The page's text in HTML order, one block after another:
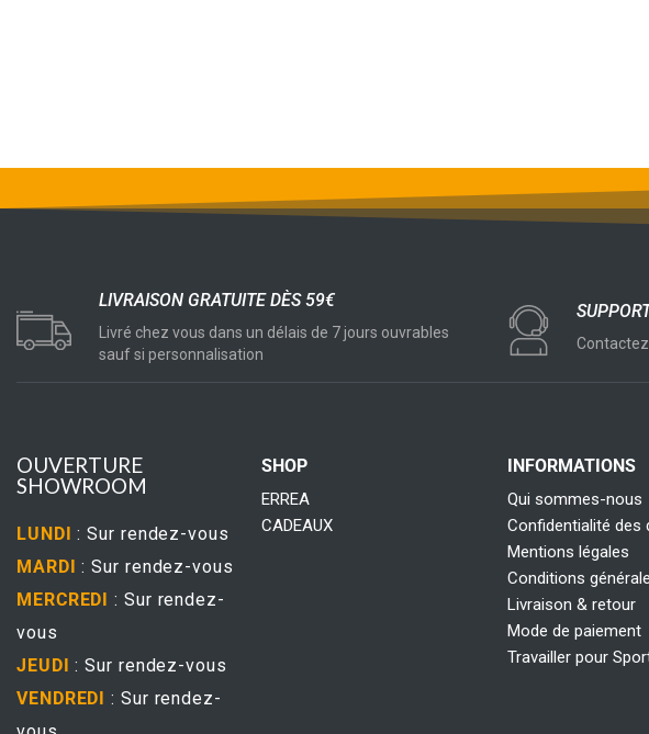
LIVRAISON GRATUITE DÈS 59€
Livré chez vous dans un délais de 7 jours ouvrables
sauf si personnalisation
OUVERTURE
SHOWROOM
LUNDI : Sur rendez-vous
MARDI: Sur rendez-vous
MERCREDI : Sur rendez-
vous
JEUDI : Sur rendez-vous
VENDREDI : Sur rendez-
SHOP
ERREA
CADEAUX
INFORMATIONS
Qui sommes-nous
Confidentialité des
Mentions légales
Conditions
Livraison & retour
Mode de paiement
Travailler pour